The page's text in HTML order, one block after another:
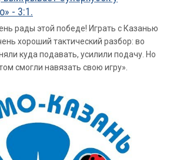
- 3:1.
рады этой победе! Играть с Казанью
хороший тактический разбор: во
куда подавать, усилили подачу. Но
смогли навязать свою игру».